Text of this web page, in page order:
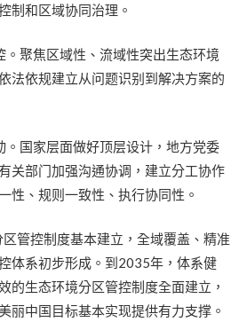
制和区域协同治理。
聚焦区域性、流域性突出生态环境
法依规建立从问题识别到解决方案的
国家层面做好顶层设计，地方党委
关部门加强沟通协调，建立分工协作
性、规则一致性、执行协同性。
管控制度基本建立，全域覆盖、精准
体系初步形成。到2035年，体系健
的生态环境分区管控制度全面建立，
丽中国目标基本实现提供有力支撑。